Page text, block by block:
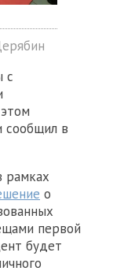
с
сообщил в
рамках
о
первой
будет